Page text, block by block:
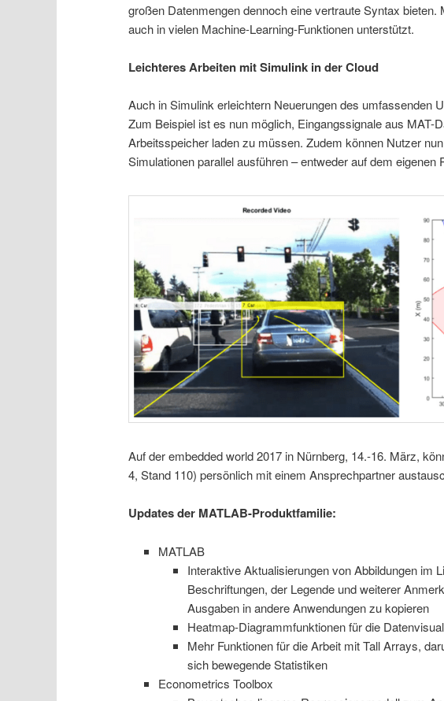
großen Datenmengen dennoch eine vertraute Syntax
auch in vielen Machine-Learning-Funktionen unterstützt.
Leichteres Arbeiten mit Simulink in der Cloud
Auch in Simulink erleichtern Neuerungen des umfassenden
Zum Beispiel ist es nun möglich, Eingangssignale aus MAT-
Arbeitsspeicher laden zu müssen. Zudem können Nutzer
Simulationen parallel ausführen – entweder auf dem eigenen
Auf der embedded world 2017 in Nürnberg, 14.-16. März,
4, Stand 110) persönlich mit einem Ansprechpartner
Updates der MATLAB-Produktfamilie:
MATLAB
Interaktive Aktualisierungen von Abbildungen im
Beschriftungen, der Legende und weiterer
Ausgaben in andere Anwendungen zu kopieren
Heatmap-Diagrammfunktionen für die
Mehr Funktionen für die Arbeit mit Tall Arrays,
sich bewegende Statistiken
Econometrics Toolbox